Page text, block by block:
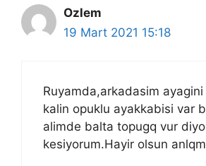
Ozlem
19 Mart 2021 15:18
Ruyamda,arkadasim
kalin opuklu ayakkabisi var
alimde balta topugq vur
kesiyorum.Hayir olsun